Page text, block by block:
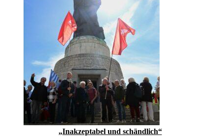
„Inakzeptabel und schändlich“